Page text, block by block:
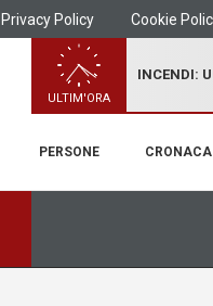
Privacy Policy Cookie
ULTIM'ORA
INCENDI:
PERSONE CRONACA